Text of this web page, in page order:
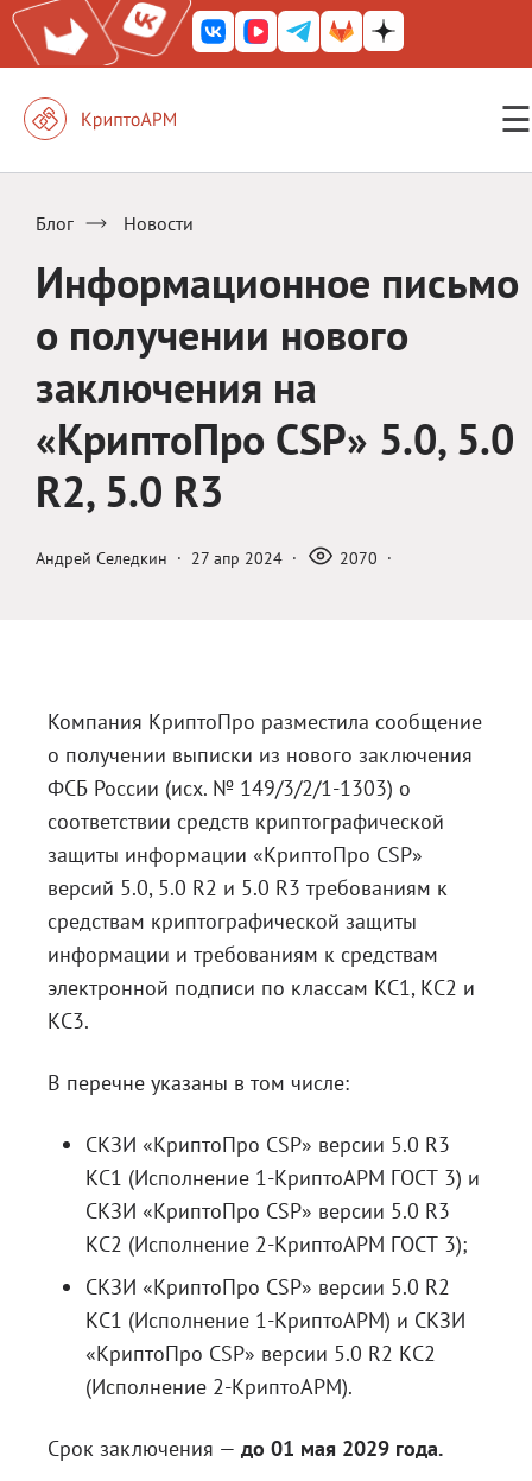
☰
Железный почтовый ящик
КриптоАРМ Mobile
КриптоАРМ ID
КриптоАРМ Документы
Блог
Полная версия сайта
Блог Новости
Информационное письмо
о получении нового
заключения на
«КриптоПро CSP» 5.0, 5.0
R2, 5.0 R3
Андрей Селедкин · 27 апр 2024 · 2070 ·
Компания КриптоПро разместила сообщение
о получении выписки из нового заключения
ФСБ России (исх. № 149/3/2/1-1303) о
соответствии средств криптографической
защиты информации «КриптоПро CSP»
версий 5.0, 5.0 R2 и 5.0 R3 требованиям к
средствам криптографической защиты
информации и требованиям к средствам
электронной подписи по классам КС1, КС2 и
КС3.
В перечне указаны в том числе:
СКЗИ «КриптоПро CSP» версии 5.0 R3
КС1 (Исполнение 1-КриптоАРМ ГОСТ 3) и
СКЗИ «КриптоПро CSP» версии 5.0 R3
КС2 (Исполнение 2-КриптоАРМ ГОСТ 3);
СКЗИ «КриптоПро CSP» версии 5.0 R2
КС1 (Исполнение 1-КриптоАРМ) и СКЗИ
«КриптоПро CSP» версии 5.0 R2 КС2
(Исполнение 2-КриптоАРМ).
Срок заключения — до 01 мая 2029 года.